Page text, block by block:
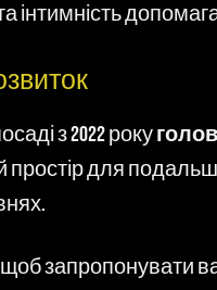
інтимність
з 2022 року
для
щоб запропонувати